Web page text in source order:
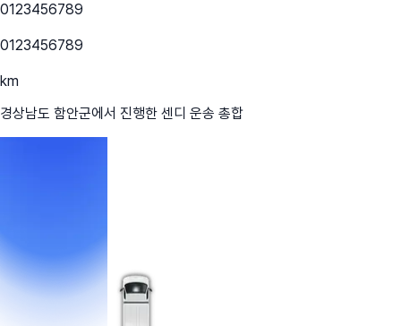
0123456789
0123456789
km
경상남도 함안군에서 진행한 센디 운송 총합